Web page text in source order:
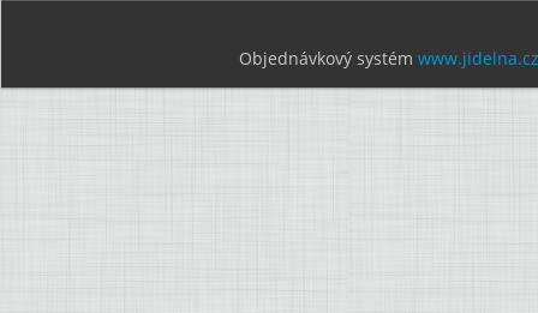
Objednávkový systém www.jidelna.cz